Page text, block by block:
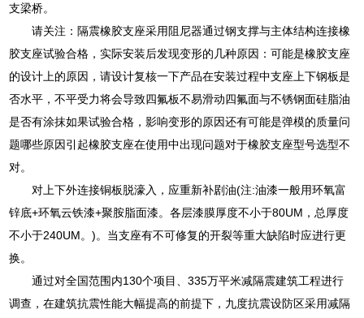
支梁桥。
请关注：隔震橡胶支座采用阻尼器通过钢支撑与主体结构连接橡
胶支座试验合格，实际安装后发现变形的几种原因：可能是橡胶支座
的设计上的原因，请设计复核一下产品在安装过程中支座上下钢板是
否水平，不平受力将会导致四氟板不易滑动四氟面与不锈钢面硅脂油
是否有涂抹如果试验合格，影响变形的原因还有可能是弹模的质量问
题哪些原因引起橡胶支座在使用中出现问题对于橡胶支座型号选型不
对。
对上下外连接铜板脱濠入，应重新补剧油(注:油漆一般用环氧富
锌底+环氧云铁漆+聚胺脂面漆。各层漆膜厚度不小于80UM，总厚度
不小于240UM。)。当支座有不可修复的开裂等重大缺陷时应进行更
换。
通过对全国范围内130个项目、335万平米减隔震建筑工程进行
调查，在建筑抗震性能大幅提高的前提下，九度抗震设防区采用减隔